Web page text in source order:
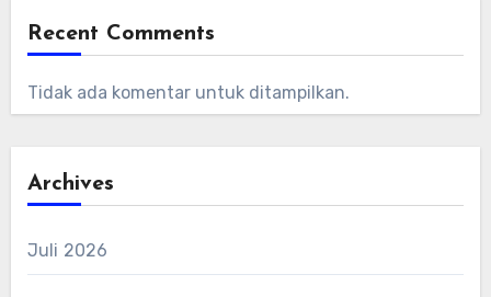
Recent Comments
Tidak ada komentar untuk ditampilkan.
Archives
Juli 2026